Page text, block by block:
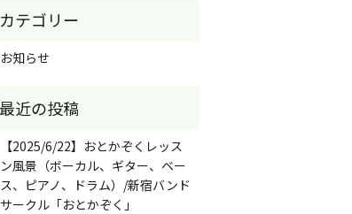
お知らせ
【2025/6/22】おとかぞくレッス
ン風景（ボーカル、ギター、ベー
ス、ピアノ、ドラム）/新宿バンド
サークル「おとかぞく」